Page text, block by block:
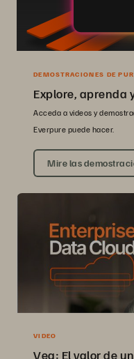
DEMOSTRACIONES DE
Explore, aprenda
Acceda a videos y
Everpure puede hacer.
Mire las
VIDEO
Vea: El valor de